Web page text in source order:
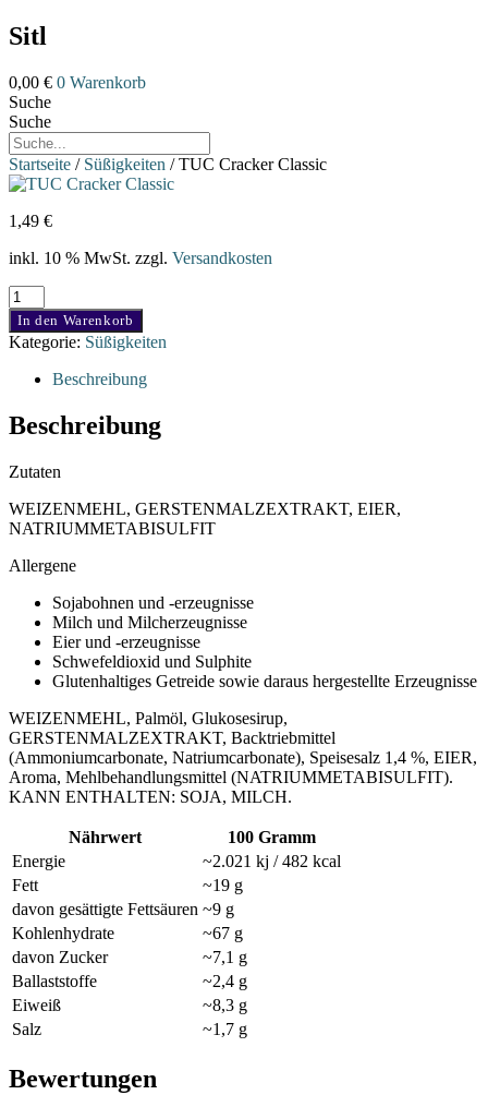
Sitl
0,00 € 0 Warenkorb
Suche
Suche
Startseite / Süßigkeiten / TUC Cracker Classic
1,49 €
inkl. 10 % MwSt. zzgl. Versandkosten
TUC
Cracker
Classic
Menge
In den Warenkorb
Kategorie: Süßigkeiten
Beschreibung
Beschreibung
Zutaten
WEIZENMEHL, GERSTENMALZEXTRAKT, EIER,
NATRIUMMETABISULFIT
Allergene
Sojabohnen und -erzeugnisse
Milch und Milcherzeugnisse
Eier und -erzeugnisse
Schwefeldioxid und Sulphite
Glutenhaltiges Getreide sowie daraus hergestellte Erzeugnisse
WEIZENMEHL, Palmöl, Glukosesirup,
GERSTENMALZEXTRAKT, Backtriebmittel
(Ammoniumcarbonate, Natriumcarbonate), Speisesalz 1,4 %, EIER,
Aroma, Mehlbehandlungsmittel (NATRIUMMETABISULFIT).
KANN ENTHALTEN: SOJA, MILCH.
Nährwert
100 Gramm
Energie
~2.021 kj / 482 kcal
Fett
~19 g
davon gesättigte Fettsäuren ~9 g
Kohlenhydrate
~67 g
davon Zucker
~7,1 g
Ballaststoffe
~2,4 g
Eiweiß
~8,3 g
Salz
~1,7 g
Bewertungen